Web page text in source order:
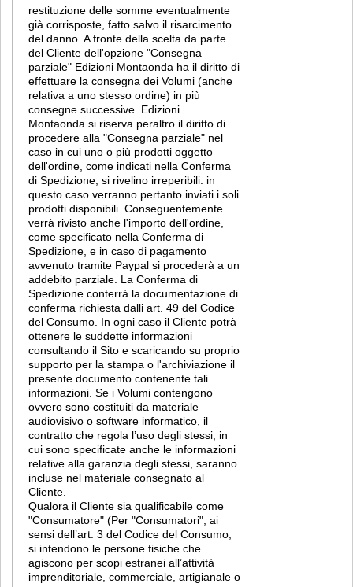
restituzione delle somme eventualmente
già corrisposte, fatto salvo il risarcimento
del danno. A fronte della scelta da parte
del Cliente dell'opzione "Consegna
parziale" Edizioni Montaonda ha il diritto di
effettuare la consegna dei Volumi (anche
relativa a uno stesso ordine) in più
consegne successive. Edizioni
Montaonda si riserva peraltro il diritto di
procedere alla "Consegna parziale" nel
caso in cui uno o più prodotti oggetto
dell'ordine, come indicati nella Conferma
di Spedizione, si rivelino irreperibili: in
questo caso verranno pertanto inviati i soli
prodotti disponibili. Conseguentemente
verrà rivisto anche l'importo dell'ordine,
come specificato nella Conferma di
Spedizione, e in caso di pagamento
avvenuto tramite Paypal si procederà a un
addebito parziale. La Conferma di
Spedizione conterrà la documentazione di
conferma richiesta dalli art. 49 del Codice
del Consumo. In ogni caso il Cliente potrà
ottenere le suddette informazioni
consultando il Sito e scaricando su proprio
supporto per la stampa o l'archiviazione il
presente documento contenente tali
informazioni. Se i Volumi contengono
ovvero sono costituiti da materiale
audiovisivo o software informatico, il
contratto che regola l’uso degli stessi, in
cui sono specificate anche le informazioni
relative alla garanzia degli stessi, saranno
incluse nel materiale consegnato al
Cliente.
Qualora il Cliente sia qualificabile come
"Consumatore" (Per "Consumatori", ai
sensi dell’art. 3 del Codice del Consumo,
si intendono le persone fisiche che
agiscono per scopi estranei all’attività
imprenditoriale, commerciale, artigianale o